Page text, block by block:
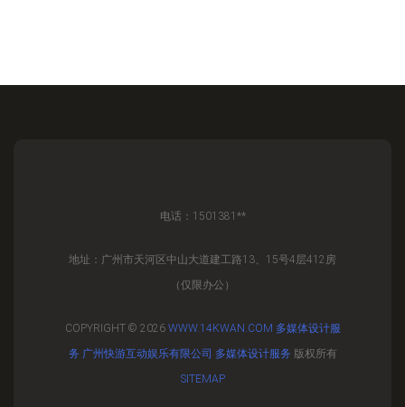
电话：1501381**
地址：广州市天河区中山大道建工路13、15号4层412房
（仅限办公）
COPYRIGHT © 2026 WWW.14KWAN.COM 多媒体设计服
务 广州快游互动娱乐有限公司 多媒体设计服务 版权所有
SITEMAP